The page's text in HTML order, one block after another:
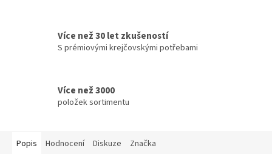
Více než 30 let zkušeností
S prémiovými krejčovskými potřebami
Více než 3000
položek sortimentu
Popis Hodnocení Diskuze Značka